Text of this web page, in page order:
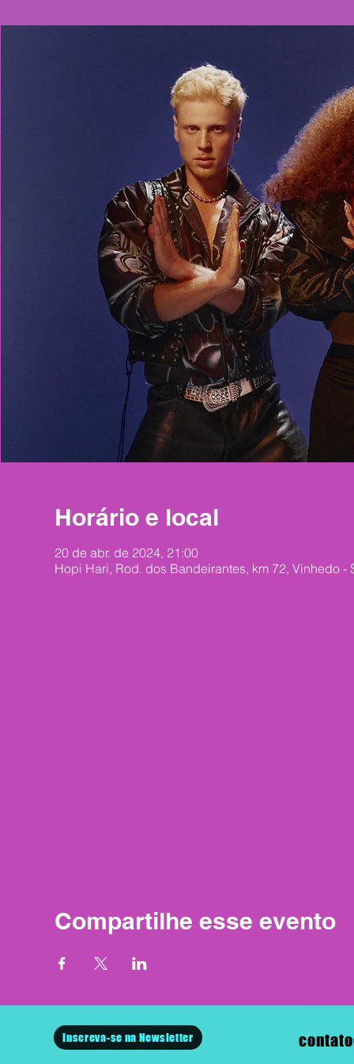
Horário e local
20 de abr. de 2024, 21:00
Hopi Hari, Rod. dos Bandeirantes, km 72, Vinhedo -
Compartilhe esse evento
Inscreva-se na Newsletter